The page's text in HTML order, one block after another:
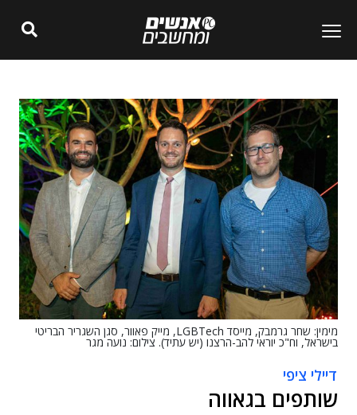
מימין: שחר גרמבק, מייסד LGBTech, מייק פאוור, סגן השגריר הבריטי
בישראל, וח"כ יוראי להב-הרצנו (יש עתיד). צילום: נועה מגר
דיילי ציפי
שותפים בגאווה